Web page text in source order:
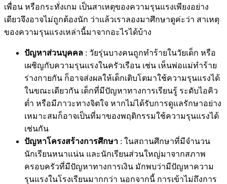
เพื่อน หรือกระทั่งเกม เป็นสาเหตุของความรุนแรงเพียงอย่าง
เดียวจึงอาจไม่ถูกต้องนัก ว่าแล้วเราลองมาศึกษาดูค่ะว่า สาเหตุ
ของความรุนแรงเหล่านี้มาจากอะไรได้บ้าง
ปัญหาส่วนบุคคล : วัยรุ่นบางคนถูกทำร้ายในวัยเด็ก หรือ
เผชิญกับความรุนแรงในครัวเรือน เช่น เห็นพ่อแม่ทำร้าย
ร่างกายกัน ก็อาจส่งผลให้เด็กเติบโตมาใช้ความรุนแรงได้
ในขณะเดียวกัน เด็กที่มีปัญหาทางการเรียนรู้ ระดับไอคิว
ต่ำ หรือมีภาวะทางจิตใจ หากไม่ได้รับการดูแลรักษาอย่าง
เหมาะสมก็อาจเป็นที่มาของพฤติกรรมใช้ความรุนแรงได้
เช่นกัน
ปัญหาโครงสร้างการศึกษา : ในสถานศึกษาที่มีจำนวน
นักเรียนหนาแน่น และนักเรียนส่วนใหญ่มาจากสภาพ
ครอบครัวที่มีปัญหาทางการเงิน มักพบว่ามีปัญหาความ
รุนแรงในโรงเรียนมากกว่า นอกจากนี้ การเข้าไม่ถึงการ